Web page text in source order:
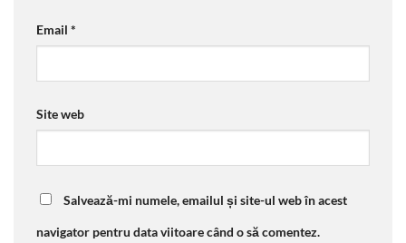
Email *
Site web
Salvează-mi numele, emailul și site-ul web în acest
navigator pentru data viitoare când o să comentez.